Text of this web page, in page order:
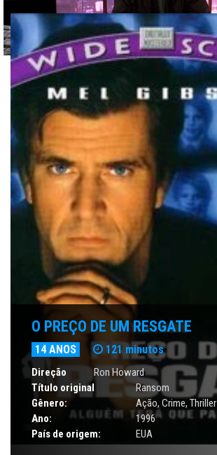
O PREÇO DE UM RESGATE
14 ANOS 121 minutos
Direção
Ron Howard
Título original
Ransom
Gênero:
Ação, Crime, Thriller
Ano:
1996
País de origem:
EUA